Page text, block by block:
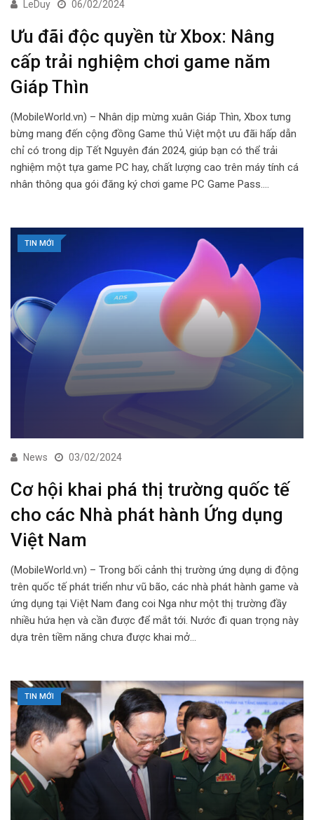
LeDuy 06/02/2024
Ưu đãi độc quyền từ Xbox: Nâng
cấp trải nghiệm chơi game năm
Giáp Thìn
(MobileWorld.vn) – Nhân dịp mừng xuân Giáp Thìn, Xbox tưng
bừng mang đến cộng đồng Game thủ Việt một ưu đãi hấp dẫn
chỉ có trong dịp Tết Nguyên đán 2024, giúp bạn có thể trải
nghiệm một tựa game PC hay, chất lượng cao trên máy tính cá
nhân thông qua gói đăng ký chơi game PC Game Pass.…
TIN MỚI
News 03/02/2024
Cơ hội khai phá thị trường quốc tế
cho các Nhà phát hành Ứng dụng
Việt Nam
(MobileWorld.vn) – Trong bối cảnh thị trường ứng dụng di động
trên quốc tế phát triển như vũ bão, các nhà phát hành game và
ứng dụng tại Việt Nam đang coi Nga như một thị trường đầy
nhiều hứa hẹn và cần được để mắt tới. Nước đi quan trọng này
dựa trên tiềm năng chưa được khai mở…
TIN MỚI